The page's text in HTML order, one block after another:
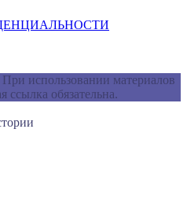
использовании материалов
ссылка обязательна.